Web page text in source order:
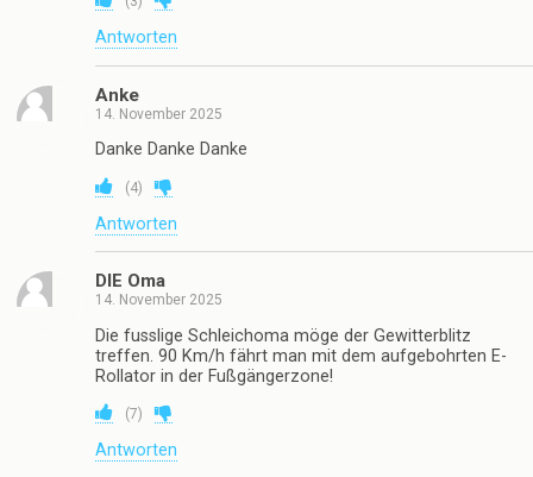
Antworten
Anke
14. November 2025
Danke Danke Danke
(4)
Antworten
DIE Oma
14. November 2025
Die fusslige Schleichoma möge der Gewitterblitz
treffen. 90 Km/h fährt man mit dem aufgebohrten E-
Rollator in der Fußgängerzone!
(7)
Antworten